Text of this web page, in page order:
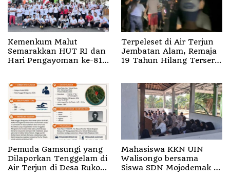
Kemenkum Malut
Semarakkan HUT RI dan
Hari Pengayoman ke-81
Terpeleset di Air Terjun
Jembatan Alam, Remaja
19 Tahun Hilang Terseret
Pemuda Gamsungi yang
Dilaporkan Tenggelam di
Air Terjun di Desa Ruko
Mahasiswa KKN UIN
Walisongo bersama
Siswa SDN Mojodemak 3